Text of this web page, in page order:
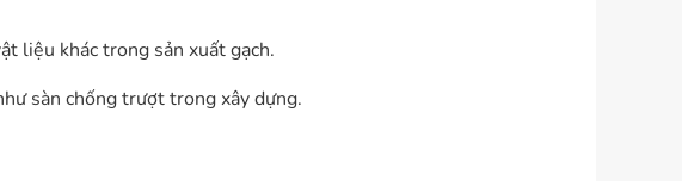
liệu khác trong sản xuất gạch.
sàn chống trượt trong xây dựng.